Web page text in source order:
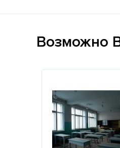
Возможно